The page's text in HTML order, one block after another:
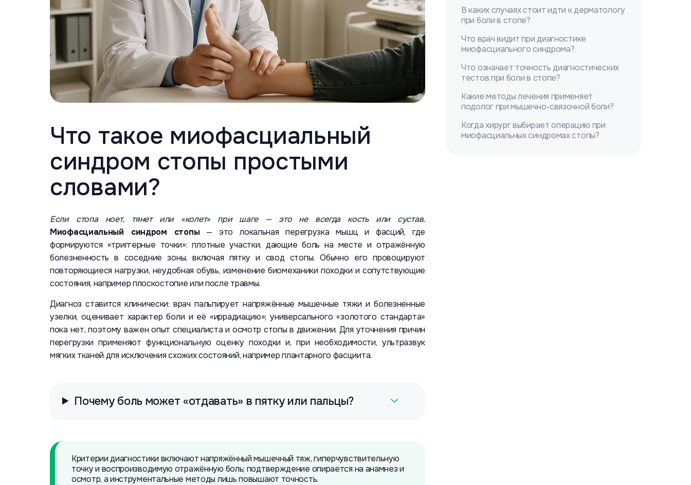
Что такое миофасциальный
синдром стопы простыми
словами?
Если стопа ноет, тянет или «колет» при шаге — это не всегда кость или сустав.
Миофасциальный синдром стопы— это локальная перегрузка мышц и фасций, где
формируются «триггерные точки»: плотные участки, дающие боль на месте и отражённую
болезненность в соседние зоны, включая пятку и свод стопы. Обычно его провоцируют
повторяющиеся нагрузки, неудобная обувь, изменение биомеханики походки и сопутствующие
состояния, например плоскостопие или после травмы.
Диагноз ставится клинически: врач пальпирует напряжённые мышечные тяжи и болезненные
узелки, оценивает характер боли и её «иррадиацию»; универсального «золотого стандарта»
пока нет, поэтому важен опыт специалиста и осмотр стопы в движении. Для уточнения причин
перегрузки применяют функциональную оценку походки и, при необходимости, ультразвук
мягких тканей для исключения схожих состояний, например плантарного фасциита.
Почему боль может «отдавать» в пятку или пальцы?
Критерии диагностики включают напряжённый мышечный тяж, гиперчувствительную
точку и воспроизводимую отражённую боль; подтверждение опирается на анамнез и
осмотр, а инструментальные методы лишь повышают точность.
В каких случаях стоит идти к дерматологу
при боли в стопе?
Что врач видит при диагностике
миофасциального синдрома?
Что означает точность диагностических
тестов при боли в стопе?
Какие методы лечения применяет
подолог при мышечно-связочной боли?
Когда хирург выбирает операцию при
миофасциальных синдромах стопы?